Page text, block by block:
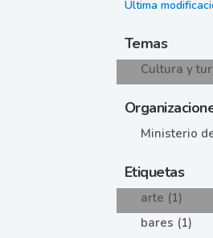
Temas
Cultura y
Ministerio
Etiquetas
arte (1)
bares (1)